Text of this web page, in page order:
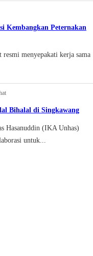
Kembangkan Peternakan
menyepakati kerja sama
Bihalal di Singkawang
Hasanuddin (IKA Unhas)
untuk...